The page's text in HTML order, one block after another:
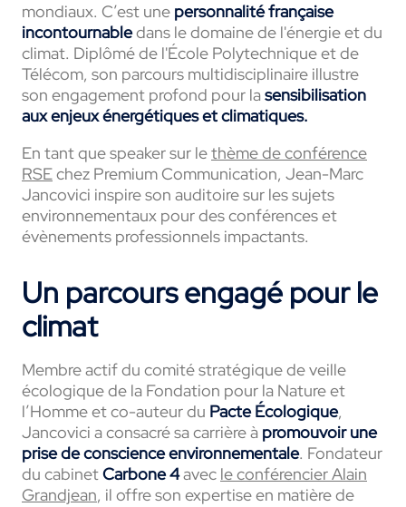
mondiaux. C’est une personnalité française
incontournabledans le domaine de l'énergie et du
climat. Diplômé de l'École Polytechnique et de
Télécom, son parcours multidisciplinaire illustre
son engagement profond pour lasensibilisation
aux enjeux énergétiques et climatiques.
En tant que speaker sur lethème de conférence
RSEchez Premium Communication, Jean-Marc
Jancovici inspire son auditoire sur les sujets
environnementaux pour des conférences et
évènements professionnels impactants.
Un parcours engagé pour le
climat
Membre actif du comité stratégique de veille
écologique de la Fondation pour la Nature et
l’Homme et co-auteur du Pacte Écologique,
Jancovici a consacré sa carrière à promouvoir une
prise de conscience environnementale. Fondateur
du cabinetCarbone 4avec le conférencier Alain
Grandjean, il offre son expertise en matière de